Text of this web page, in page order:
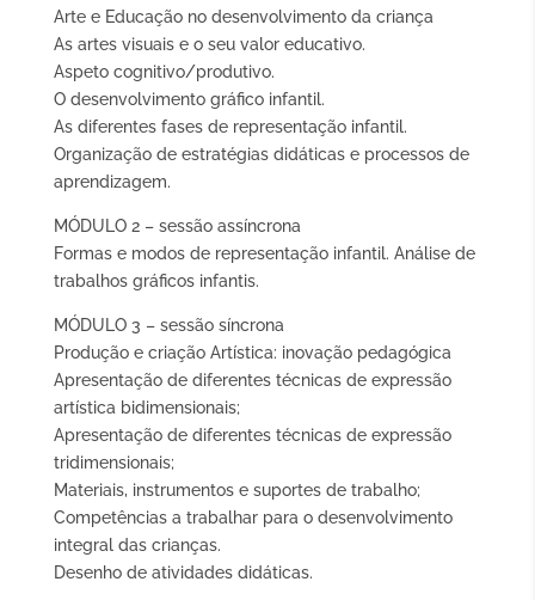
mão,
criatividade
em
ação!
(Pré-
inscrição
exclusiva
para
não
Arte e Educação no desenvolvimento da criança
As artes visuais e o seu valor educativo.
Aspeto cognitivo/produtivo.
O desenvolvimento gráfico infantil.
As diferentes fases de representação infantil.
Organização de estratégias didáticas e processos de
aprendizagem.
MÓDULO 2 – sessão assíncrona
Formas e modos de representação infantil. Análise de
trabalhos gráficos infantis.
MÓDULO 3 – sessão síncrona
Produção e criação Artística: inovação pedagógica
Apresentação de diferentes técnicas de expressão
artística bidimensionais;
Apresentação de diferentes técnicas de expressão
tridimensionais;
Materiais, instrumentos e suportes de trabalho;
Competências a trabalhar para o desenvolvimento
integral das crianças.
Desenho de atividades didáticas.